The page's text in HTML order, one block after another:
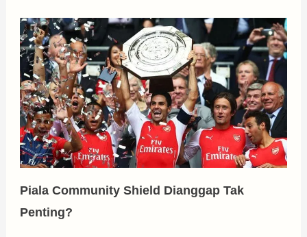
Piala Community Shield Dianggap Tak
Penting?